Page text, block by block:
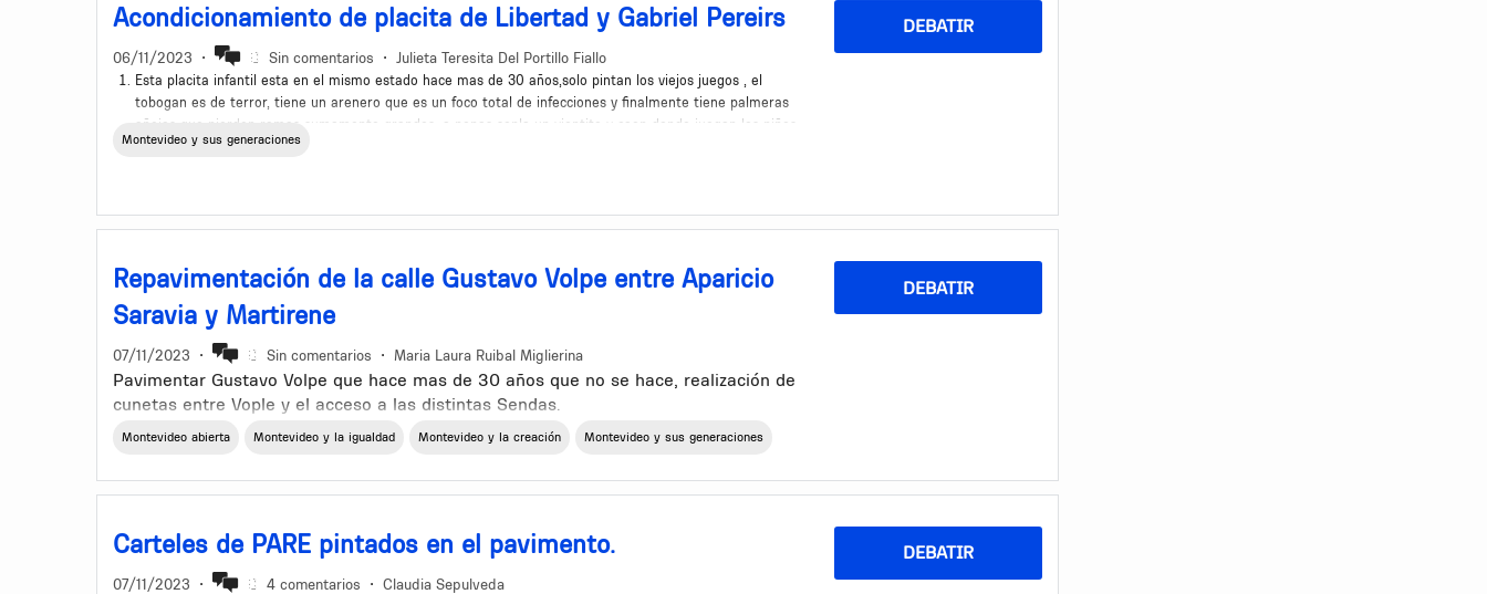
Era el momento de pensar en ideas nuevas? Si. Pero hay diseñadores, industria y
capacidad de llevar a cabo soluciones mucho más efectivas y amigables con el
ciudadano, incluso con los ciudadanos que viven de lo que hay en esos
contenedores y papeleras.
Acondicionamiento de placita de Libertad y Gabriel Pereirs
06/11/2023 • Sin comentarios • Julieta Teresita Del Portillo Fiallo
Esta placita infantil esta en el mismo estado hace mas de 30 años,solo pintan los viejos juegos , el
tobogan es de terror, tiene un arenero que es un foco total de infecciones y finalmente tiene palmeras
añejas que pierden ramas sumamente grandes, a penas sopla un vientito y caen donde juegan los niños.
Por favor remodelarla es urgente ya que es muy concurrida
Montevideo y sus generaciones
DEBATIR
Repavimentación de la calle Gustavo Volpe entre Aparicio
Saravia y Martirene
07/11/2023 • Sin comentarios • Maria Laura Ruibal Miglierina
Pavimentar Gustavo Volpe que hace mas de 30 años que no se hace, realización de
cunetas entre Vople y el acceso a las distintas Sendas.
Ordenamiento territorial del barrio.
Montevideo abierta Montevideo y la igualdad Montevideo y la creación Montevideo y sus generaciones
DEBATIR
Carteles de PARE pintados en el pavimento.
07/11/2023 • 4 comentarios • Claudia Sepulveda
DEBATIR